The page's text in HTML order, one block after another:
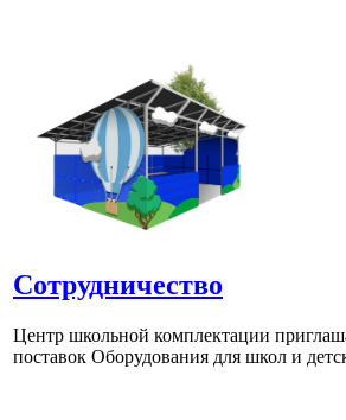
Сотрудничество
Центр школьной комплектации
поставок Оборудования для школ и